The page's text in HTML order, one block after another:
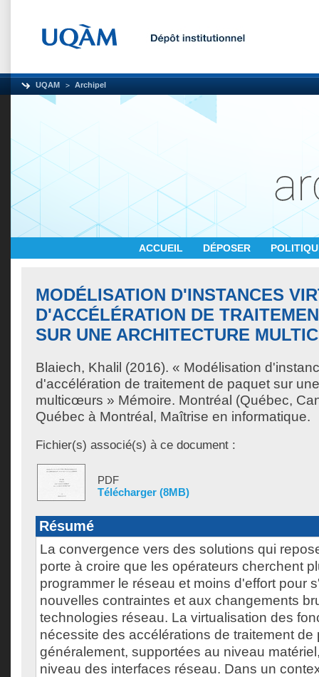
UQAM Archipel
ACCUEIL DÉPOSER
MODÉLISATION D'INSTANCES
D'ACCÉLÉRATION DE
SUR UNE ARCHITECTURE
Blaiech, Khalil (2016). « Modélisation
d'accélération de traitement de paquet sur
multicœurs » Mémoire. Montréal (Québec,
Québec à Montréal, Maîtrise en informatique.
Fichier(s) associé(s) à ce document :
PDF
Télécharger (8MB)
Résumé
La convergence vers des solutions qui
porte à croire que les opérateurs cherchent
programmer le réseau et moins d'effort pour
nouvelles contraintes et aux changements
technologies réseau. La virtualisation des
nécessite des accélérations de traitement de
généralement, supportées au niveau
niveau des interfaces réseau. Dans un